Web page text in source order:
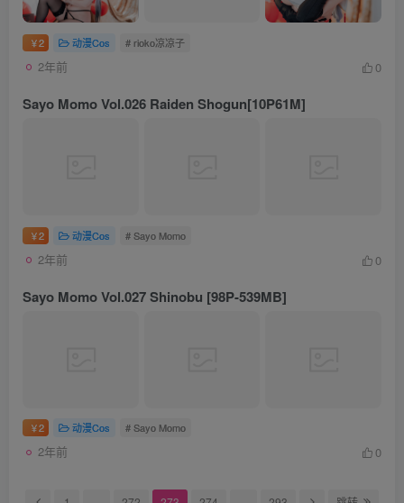
￥2 动漫Cos # rioko凉凉子
2年前 0
Sayo Momo Vol.026 Raiden Shogun[10P61M]
￥2 动漫Cos # Sayo Momo
2年前 0
Sayo Momo Vol.027 Shinobu [98P-539MB]
￥2 动漫Cos # Sayo Momo
2年前 0